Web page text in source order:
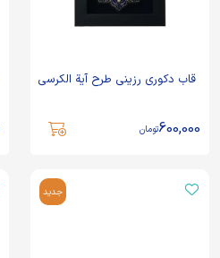
قاب دکوری رزینی طرح آیة الکرسی
600,000تومان
جدید